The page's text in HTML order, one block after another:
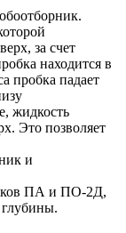
за счет
находится в
пробка падает
жидкость
Это позволяет
и
ПА и ПО-2Д,